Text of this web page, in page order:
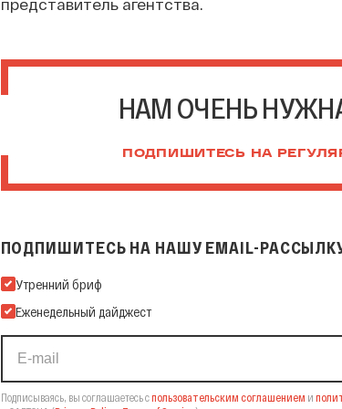
представитель агентства.
НАМ ОЧЕНЬ
ПОДПИШИТЕСЬ НА
ПОДПИШИТЕСЬ НА НАШУ EMAIL-
Подпишитесь на нашу Email-рассылку
Утренний бриф
Еженедельный дайджест
Подписываясь, вы соглашаетесь спользовательским соглашением и